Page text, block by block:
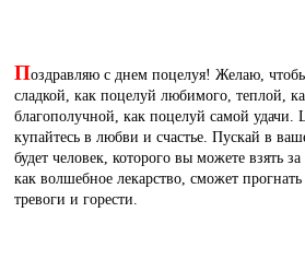
Поздравляю с днем поцелуя! Желаю,
сладкой, как поцелуй любимого, теплой,
благополучной, как поцелуй самой удачи.
купайтесь в любви и счастье. Пускай в
будет человек, которого вы можете взять
как волшебное лекарство, сможет
тревоги и горести.